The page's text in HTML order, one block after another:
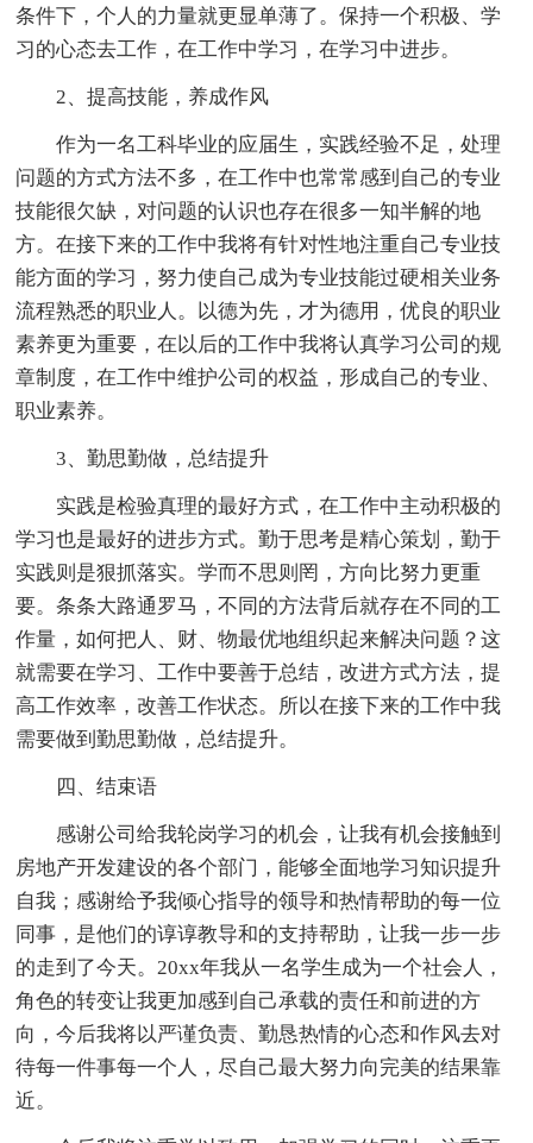
条件下，个人的力量就更显单薄了。保持一个积极、学
习的心态去工作，在工作中学习，在学习中进步。
2、提高技能，养成作风
作为一名工科毕业的应届生，实践经验不足，处理
问题的方式方法不多，在工作中也常常感到自己的专业
技能很欠缺，对问题的认识也存在很多一知半解的地
方。在接下来的工作中我将有针对性地注重自己专业技
能方面的学习，努力使自己成为专业技能过硬相关业务
流程熟悉的职业人。以德为先，才为德用，优良的职业
素养更为重要，在以后的工作中我将认真学习公司的规
章制度，在工作中维护公司的权益，形成自己的专业、
职业素养。
3、勤思勤做，总结提升
实践是检验真理的最好方式，在工作中主动积极的
学习也是最好的进步方式。勤于思考是精心策划，勤于
实践则是狠抓落实。学而不思则罔，方向比努力更重
要。条条大路通罗马，不同的方法背后就存在不同的工
作量，如何把人、财、物最优地组织起来解决问题？这
就需要在学习、工作中要善于总结，改进方式方法，提
高工作效率，改善工作状态。所以在接下来的工作中我
需要做到勤思勤做，总结提升。
四、结束语
感谢公司给我轮岗学习的机会，让我有机会接触到
房地产开发建设的各个部门，能够全面地学习知识提升
自我；感谢给予我倾心指导的领导和热情帮助的每一位
同事，是他们的谆谆教导和的支持帮助，让我一步一步
的走到了今天。20xx年我从一名学生成为一个社会人，
角色的转变让我更加感到自己承载的责任和前进的方
向，今后我将以严谨负责、勤恳热情的心态和作风去对
待每一件事每一个人，尽自己最大努力向完美的结果靠
近。